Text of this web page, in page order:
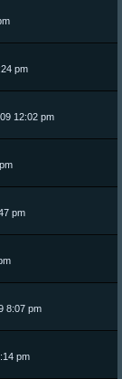
pm
12:02 pm
pm
8:07 pm
pm